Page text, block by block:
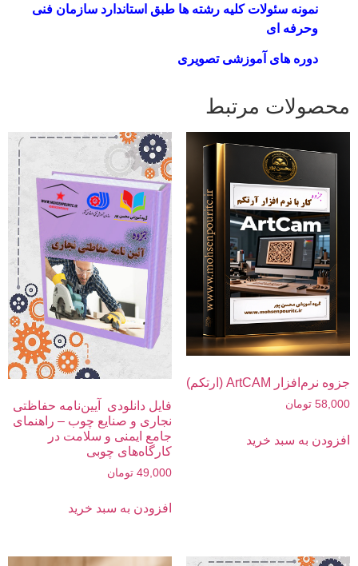
نمونه سئولات کلیه رشته ها طبق استاندارد سازمان فنی
وحرفه ای
دوره های آموزشی تصویری
محصولات مرتبط
جزوه نرم‌افزار ArtCAM (ارتکم)
58,000 تومان
افزودن به سبد خرید
فایل دانلودی آیین‌نامه حفاظتی
نجاری و صنایع چوب – راهنمای
جامع ایمنی و سلامت در
کارگاه‌های چوبی
49,000 تومان
افزودن به سبد خرید